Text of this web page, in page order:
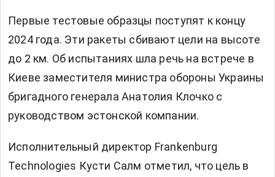
Первые тестовые образцы поступят к концу
2024 года. Эти ракеты сбивают цели на высоте
до 2 км. Об испытаниях шла речь на встрече в
Киеве заместителя министра обороны Украины
бригадного генерала Анатолия Клочко с
руководством эстонской компании.
Исполнительный директор Frankenburg
Technologies Кусти Салм отметил, что цель в